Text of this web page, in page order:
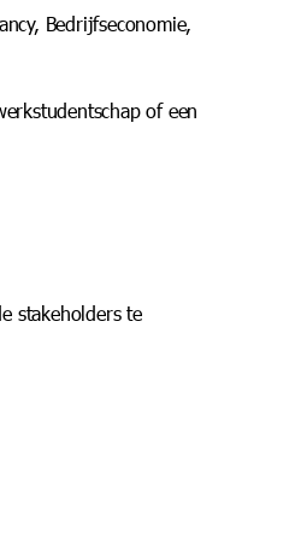
Bedrijfseconomie,
of een
stakeholders te